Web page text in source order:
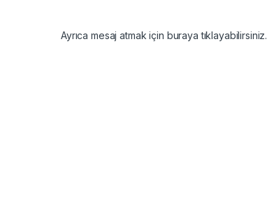
Ayrıca mesaj atmak için buraya tıklayabilirsiniz.